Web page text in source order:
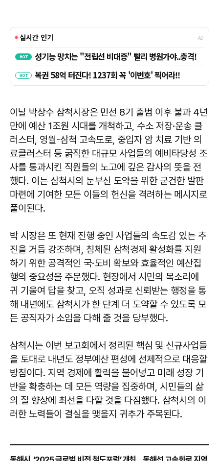
이날 박상수 삼척시장은 민선 8기 출범 이후 불과 4년
만에 예산 1조원 시대를 개척하고, 수소 저장·운송 클
러스터, 영월-삼척 고속도로, 중입자 암 치료 기반 의
료클러스터 등 굵직한 대규모 사업들의 예비타당성 조
사를 통과시킨 직원들의 노고에 깊은 감사의 뜻을 전
했다. 이는 삼척시의 눈부신 도약을 위한 굳건한 발판
마련에 기여한 모든 이들의 헌신을 격려하는 메시지로
풀이된다.
박 시장은 또 현재 진행 중인 사업들의 속도감 있는 추
진을 거듭 강조하며, 침체된 삼척경제 활성화를 지원
하기 위한 공격적인 국·도비 확보와 효율적인 예산집
행의 중요성을 주문했다. 현장에서 시민의 목소리에
귀 기울여 답을 찾고, 오직 성과로 신뢰받는 행정을 통
해 내년에도 삼척시가 한 단계 더 도약할 수 있도록 모
든 공직자가 소임을 다해 줄 것을 당부했다.
삼척시는 이번 보고회에서 정리된 핵심 및 신규사업들
을 토대로 내년도 정부예산 편성에 선제적으로 대응할
방침이다. 지역 경제에 활력을 불어넣고 미래 성장 기
반을 확충하는 데 모든 역량을 집중하며, 시민들의 삶
의 질 향상에 최선을 다할 것을 다짐했다. 삼척시의 이
러한 노력들이 결실을 맺을지 귀추가 주목된다.